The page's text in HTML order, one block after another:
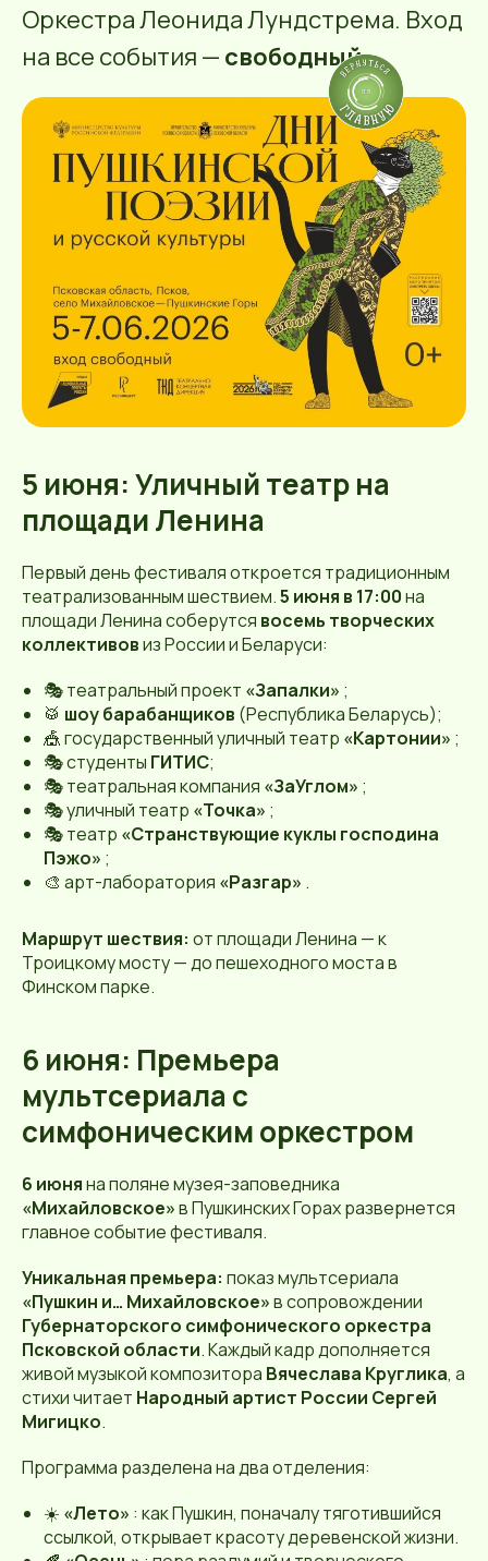
Оркестра Леонида Лундстрема. Вход
на все события — свободный.
5 июня: Уличный театр на
площади Ленина
Первый день фестиваля откроется традиционным
театрализованным шествием.5 июня в 17:00на
площади Ленина соберутся восемь творческих
коллективовиз России и Беларуси:
🎭 театральный проект «Запалки» ;
🥁 шоу барабанщиков (Республика Беларусь);
🎪 государственный уличный театр «Картонии» ;
🎭 студенты ГИТИС;
🎭 театральная компания «ЗаУглом» ;
🎭 уличный театр «Точка» ;
🎭 театр «Странствующие куклы господина
Пэжо» ;
🎨 арт-лаборатория «Разгар» .
Маршрут шествия: от площади Ленина — к
Троицкому мосту — до пешеходного моста в
Финском парке.
6 июня: Премьера
мультсериала с
симфоническим оркестром
6 июняна поляне музея-заповедника
«Михайловское»в Пушкинских Горах развернется
главное событие фестиваля.
Уникальная премьера: показ мультсериала
«Пушкин и… Михайловское»в сопровождении
Губернаторского симфонического оркестра
Псковской области. Каждый кадр дополняется
живой музыкой композитора Вячеслава Круглика, а
стихи читает Народный артист России Сергей
Мигицко.
Программа разделена на два отделения:
☀️ «Лето» : как Пушкин, поначалу тяготившийся
ссылкой, открывает красоту деревенской жизни.